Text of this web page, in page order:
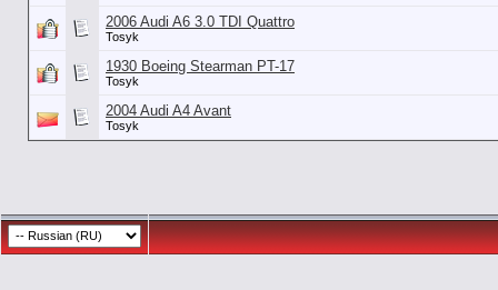
2006 Audi A6 3.0 TDI Quattro
Tosyk
1930 Boeing Stearman PT-17
Tosyk
2004 Audi A4 Avant
Tosyk